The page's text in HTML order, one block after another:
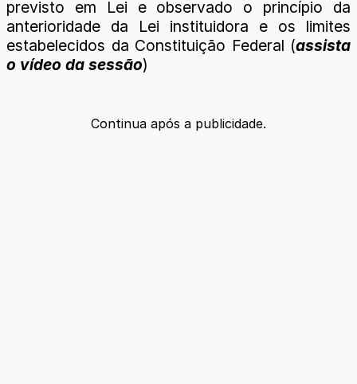
previsto em Lei e observado o princípio da
anterioridade da Lei instituidora e os limites
estabelecidos da Constituição Federal (assista
o vídeo da sessão)
Continua após a publicidade.